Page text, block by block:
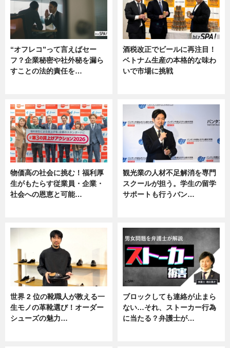
“オフレコ”って言えばセー
フ？企業秘密や社外秘を漏ら
すことの法的責任を…
酒税改正でビールに再注目！
ベトナム生産の本格的な味わ
いで市場に挑戦
物価高の社会に挑む！福利厚
生がもたらす従業員・企業・
社会への恩恵と可能…
観光業の人材不足解消を専門
スクールが担う。学生の留学
サポートも行うバン…
世界 2 位の靴職人が教える一
生モノの革靴選び！オーダー
シューズの魅力…
ブロックしても連絡が止まら
ない…それ、ストーカー行為
に当たる？弁護士が…